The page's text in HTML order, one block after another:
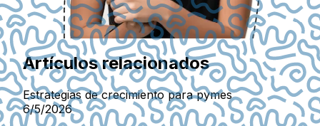
Artículos relacionados
Estrategias de crecimiento para pymes
6/5/2026